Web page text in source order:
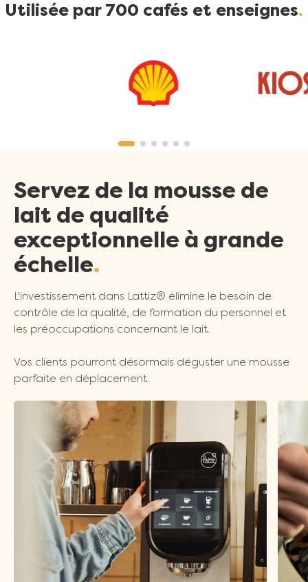
Utilisée par 700 cafés et enseignes
Servez de la mousse de
lait de qualité
exceptionnelle à grande
échelle
L'investissement dans Lattiz® élimine le besoin de
contrôle de la qualité, de formation du personnel et
les préoccupations concernant le lait.
Vos clients pourront désormais déguster une mousse
parfaite en déplacement.